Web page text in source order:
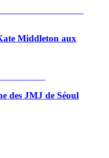
Middleton aux
des JMJ de Séoul